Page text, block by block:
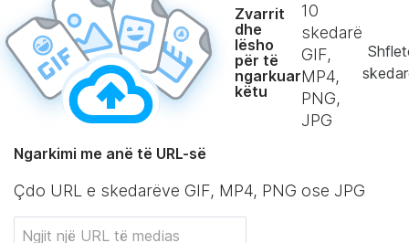
Zvarrit
dhe
lësho
për të
ngarkuar
këtu
10
skedarë
GIF,
MP4,
PNG,
JPG
Ngarkimi me anë të URL-së
Çdo URL e skedarëve GIF, MP4, PNG ose JPG